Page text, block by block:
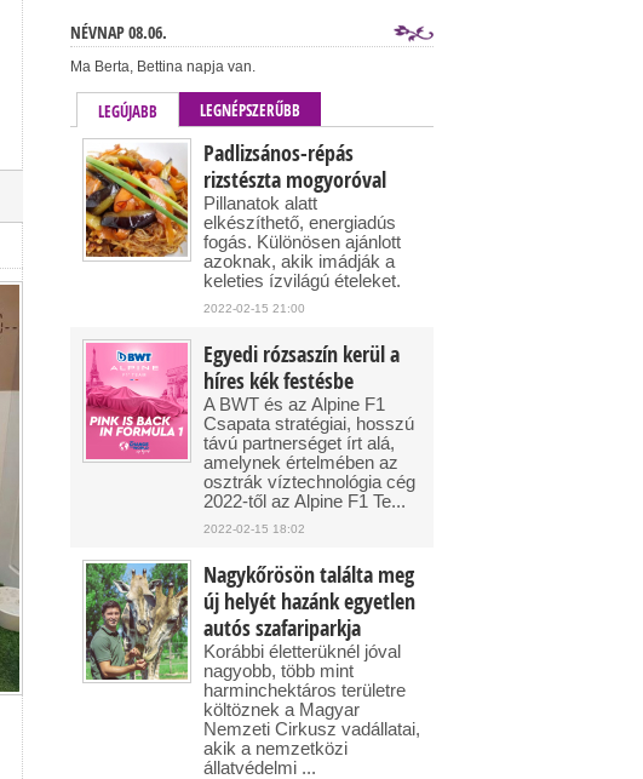
NÉVNAP 08.06.
Ma Berta, Bettina napja van.
LEGÚJABB LEGNÉPSZERŰBB
Padlizsános-répás
rizstészta mogyoróval
Pillanatok alatt
elkészíthető, energiadús
fogás. Különösen ajánlott
azoknak, akik imádják a
keleties ízvilágú ételeket.
2022-02-15 21:00
Egyedi rózsaszín kerül a
híres kék festésbe
A BWT és az Alpine F1
Csapata stratégiai, hosszú
távú partnerséget írt alá,
amelynek értelmében az
osztrák víztechnológia cég
2022-től az Alpine F1 Te...
2022-02-15 18:02
Nagykőrösön találta meg
új helyét hazánk egyetlen
autós szafariparkja
Korábbi életterüknél jóval
nagyobb, több mint
harminchektáros területre
költöznek a Magyar
Nemzeti Cirkusz vadállatai,
akik a nemzetközi
állatvédelmi ...